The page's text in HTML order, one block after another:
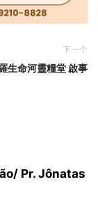
下一个
生命河靈糧堂 啟事
Pr. Jônatas